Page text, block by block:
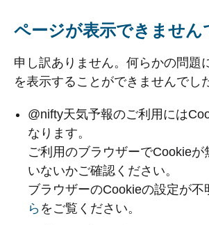
ページが表示できません
申し訳ありません。何らかの問題
を表示することができませんでし
@nifty天気予報のご利用には
なります。
ご利用のブラウザーでCookieが
いないかご確認ください。
ブラウザーのCookieの設定が不
ら をご覧ください。